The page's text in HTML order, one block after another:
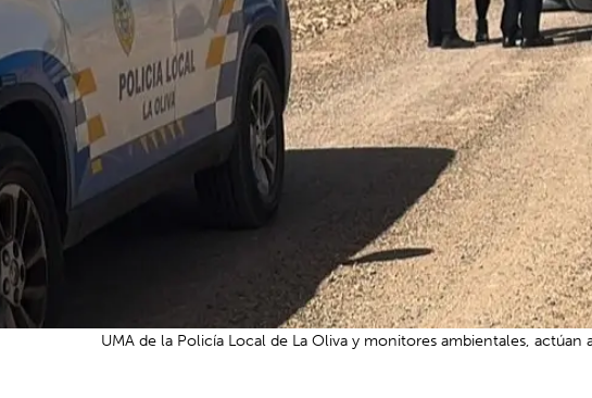
UMA de la Policía Local de La Oliva y monitores ambientales,